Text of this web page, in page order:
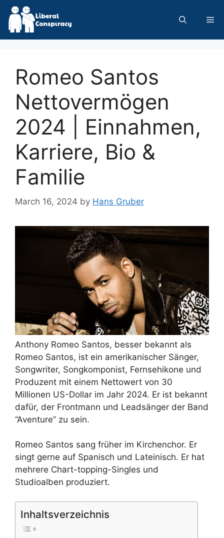
Skip
content
Romeo Santos
Nettovermögen
2024 | Einnahmen,
Karriere, Bio &
Familie
March 16, 2024 by Hans Gruber
Anthony Romeo Santos, besser bekannt als
Romeo Santos, ist ein amerikanischer Sänger,
Songwriter, Songkomponist, Fernsehikone und
Produzent mit einem Nettowert von 30
Millionen US-Dollar im Jahr 2024. Er ist bekannt
dafür, der Frontmann und Leadsänger der Band
“Aventure” zu sein.
Romeo Santos sang früher im Kirchenchor. Er
singt gerne auf Spanisch und Lateinisch. Er hat
mehrere Chart-topping-Singles und
Studioalben produziert.
Inhaltsverzeichnis